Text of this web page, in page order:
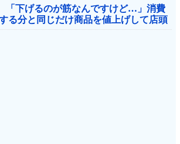
「下げるのが筋なんですけど…」消費
る分と同じだけ商品を値上げして店頭
も